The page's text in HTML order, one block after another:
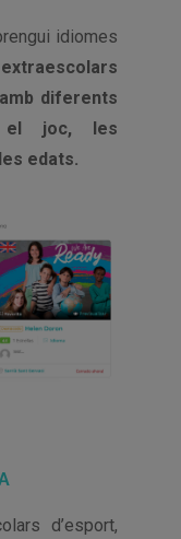
idiomes
diferents
el joc, les
edats.
d’esport,